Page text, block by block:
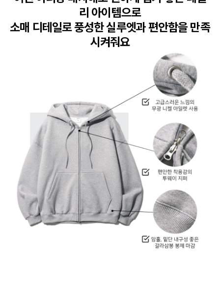
리 아이템으로
소매 디테일로 풍성한 실루엣과 편안함을 만족
시켜줘요